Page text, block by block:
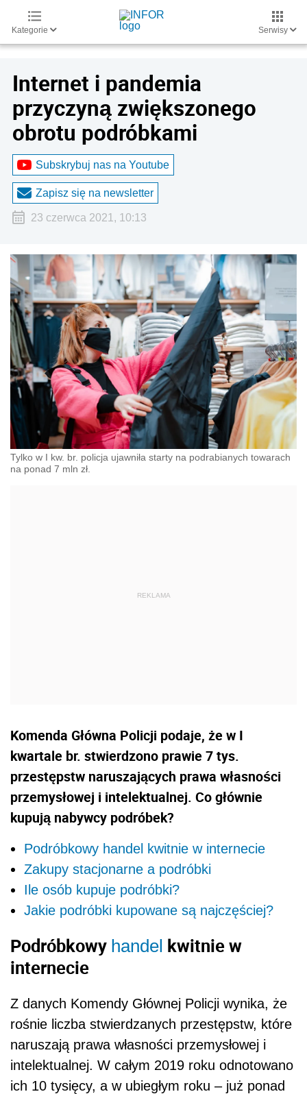
Kategorie Serwisy
Internet i pandemia
przyczyną zwiększonego
obrotu podróbkami
Subskrybuj nas na Youtube
Zapisz się na newsletter
23 czerwca 2021, 10:13
Tylko w I kw. br. policja ujawniła starty na podrabianych towarach
na ponad 7 mln zł.
Komenda Główna Policji podaje, że w I
kwartale br. stwierdzono prawie 7 tys.
przestępstw naruszających prawa własności
przemysłowej i intelektualnej. Co głównie
kupują nabywcy podróbek?
Podróbkowy handel kwitnie w internecie
Zakupy stacjonarne a podróbki
Ile osób kupuje podróbki?
Jakie podróbki kupowane są najczęściej?
Podróbkowy handel kwitnie w
internecie
Z danych Komendy Głównej Policji wynika, że
rośnie liczba stwierdzanych przestępstw, które
naruszają prawa własności przemysłowej i
intelektualnej. W całym 2019 roku odnotowano
ich 10 tysięcy, a w ubiegłym roku – już ponad